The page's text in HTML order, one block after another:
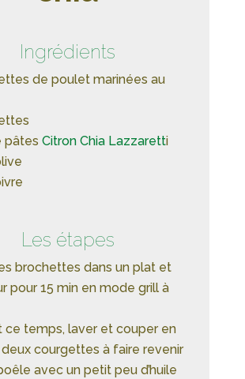
Ingrédients
de poulet marinées au
pâtes Citron Chia Lazzaretti
Les étapes
brochettes dans un plat et
pour 15 min en mode grill à
ce temps, laver et couper en
courgettes à faire revenir
avec un petit peu d’huile